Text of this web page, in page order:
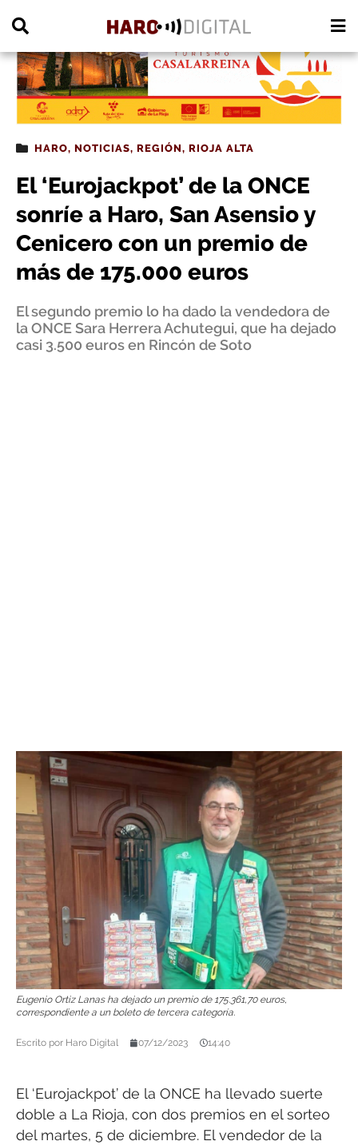
HARO, NOTICIAS, REGIÓN, RIOJA ALTA
El ‘Eurojackpot’ de la ONCE
sonríe a Haro, San Asensio y
Cenicero con un premio de
más de 175.000 euros
El segundo premio lo ha dado la vendedora de
la ONCE Sara Herrera Achutegui, que ha dejado
casi 3.500 euros en Rincón de Soto
Eugenio Ortiz Lanas ha dejado un premio de 175.361,70 euros,
correspondiente a un boleto de tercera categoría.
Escrito por Haro Digital 07/12/2023 14:40
El ‘Eurojackpot’ de la ONCE ha llevado suerte
doble a La Rioja, con dos premios en el sorteo
del martes, 5 de diciembre. El vendedor de la